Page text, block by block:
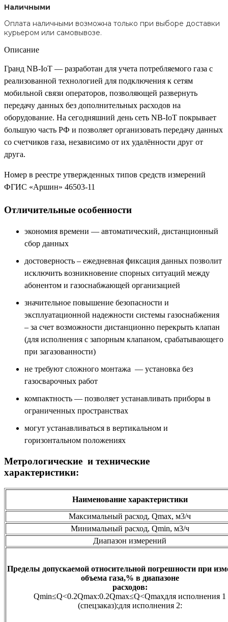
Наличными
Оплата наличными возможна только при выборе доставки
курьером или самовывозе.
Описание
Гранд NB-IoT — разработан для учета потребляемого газа с
реализованной технологией для подключения к сетям
мобильной связи операторов, позволяющей развернуть
передачу данных без дополнительных расходов на
оборудование. На сегодняшний день сеть NB-IoT покрывает
большую часть РФ и позволяет организовать передачу данных
со счетчиков газа, независимо от их удалённости друг от
друга.
Номер в реестре утвержденных типов средств измерений
ФГИС «Аршин» 46503-11
Отличительные особенности
экономия времени — автоматический, дистанционный
сбор данных
достоверность – ежедневная фиксация данных позволит
исключить возникновение спорных ситуаций между
абонентом и газоснабжающей организацией
значительное повышение безопасности и
эксплуатационной надежности системы газоснабжения
– за счет возможности дистанционно перекрыть клапан
(для исполнения с запорным клапаном, срабатывающего
при загазованности)
не требуют сложного монтажа — установка без
газосварочных работ
компактность — позволяет устанавливать приборы в
ограниченных пространствах
могут устанавливаться в вертикальном и
горизонтальном положениях
Метрологические и технические
характеристики:
Наименование характеристики
Максимальный расход, Qmax, м3/ч
Минимальный расход, Qmin, м3/ч
Диапазон измерений
Пределы допускаемой относительной погрешности при
объема газа,% в диапазоне
расходов:
Qmin≤Q<0.2Qmax:0.2Qmax≤Q<Qmaxдля исполнения 1
(спецзаказ):для исполнения 2: